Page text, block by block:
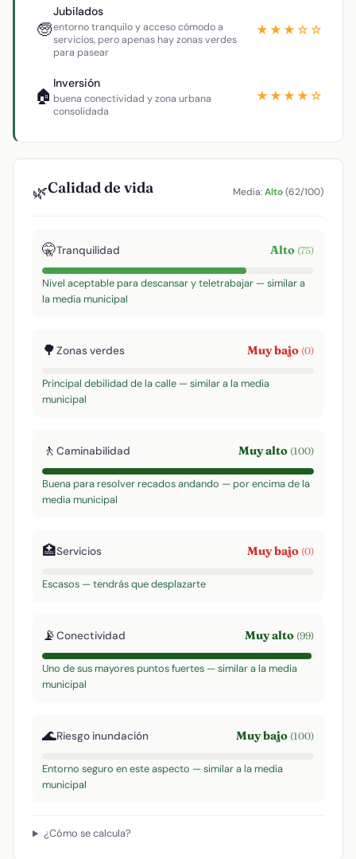
🧓
Jubilados
entorno tranquilo y acceso cómodo a
servicios, pero apenas hay zonas verdes
para pasear
★★★☆☆
🏠
Inversión
buena conectividad y zona urbana
consolidada
★★★★☆
🌿Calidad de vida Media:Alto(62/100)
🤫Tranquilidad Alto (75)
Nivel aceptable para descansar y teletrabajar — similar a
la media municipal
🌳Zonas verdes Muy bajo (0)
Principal debilidad de la calle — similar a la media
municipal
🚶 Caminabilidad Muy alto (100)
Buena para resolver recados andando — por encima de la
media municipal
🏥Servicios Muy bajo (0)
Escasos — tendrás que desplazarte
📡Conectividad Muy alto (99)
Uno de sus mayores puntos fuertes — similar a la media
municipal
🌊Riesgo inundación Muy bajo (100)
Entorno seguro en este aspecto — similar a la media
municipal
¿Cómo se calcula?